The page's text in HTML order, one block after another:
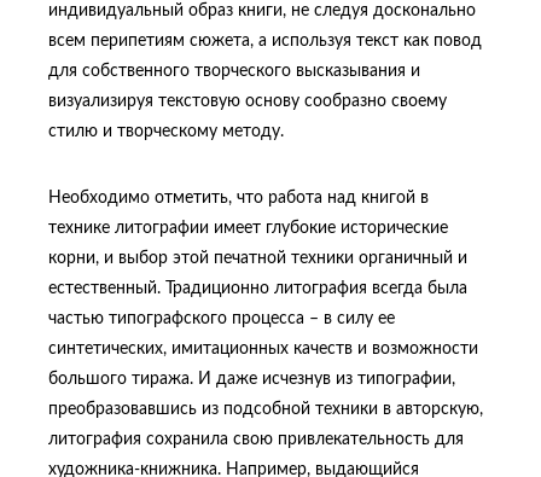
индивидуальный образ книги, не следуя досконально
всем перипетиям сюжета, а используя текст как повод
для собственного творческого высказывания и
визуализируя текстовую основу сообразно своему
стилю и творческому методу.
Необходимо отметить, что работа над книгой в
технике литографии имеет глубокие исторические
корни, и выбор этой печатной техники органичный и
естественный. Традиционно литография всегда была
частью типографского процесса – в силу ее
синтетических, имитационных качеств и возможности
большого тиража. И даже исчезнув из типографии,
преобразовавшись из подсобной техники в авторскую,
литография сохранила свою привлекательность для
художника-книжника. Например, выдающийся